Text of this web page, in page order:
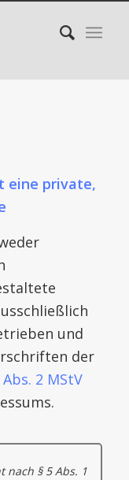
eine private,
und
der
Abs. 2 MStV
nach § 5 Abs. 1